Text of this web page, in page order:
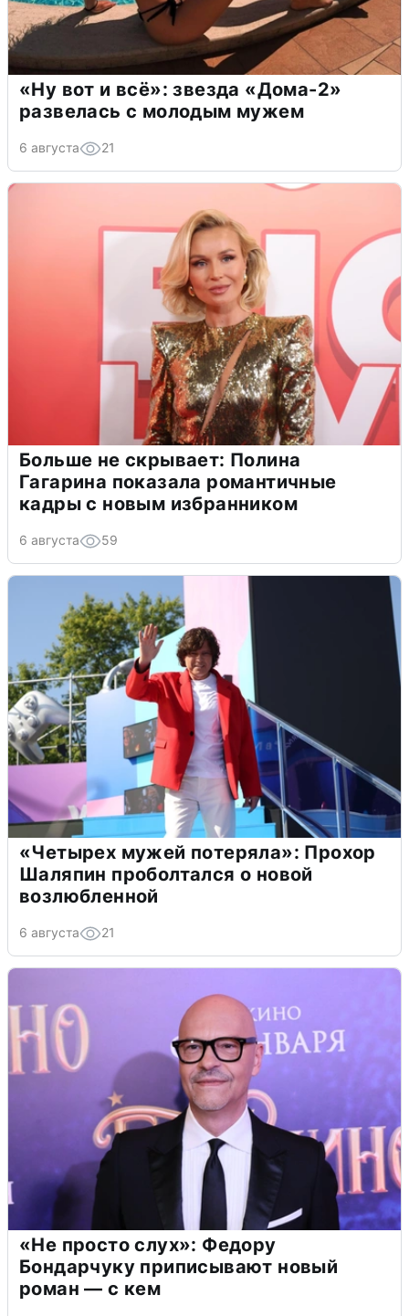
«Ну вот и всё»: звезда «Дома-2»
развелась с молодым мужем
6 августа 21
Больше не скрывает: Полина
Гагарина показала романтичные
кадры с новым избранником
6 августа 59
«Четырех мужей потеряла»: Прохор
Шаляпин проболтался о новой
возлюбленной
6 августа 21
«Не просто слух»: Федору
Бондарчуку приписывают новый
роман — с кем